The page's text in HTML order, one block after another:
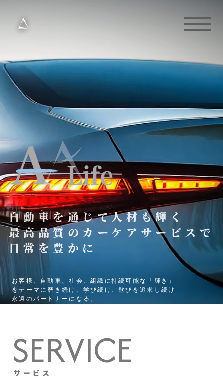
自動車を通じて人材も輝く
最高品質のカーケアサービスで
日常を豊かに
お客様、自動車、社会、組織に持続可能な「輝き」
をテーマに磨き続け、学び続け、歓びを追求し続け
永遠のパートナーになる。
SERVICE
サ ー ビ ス